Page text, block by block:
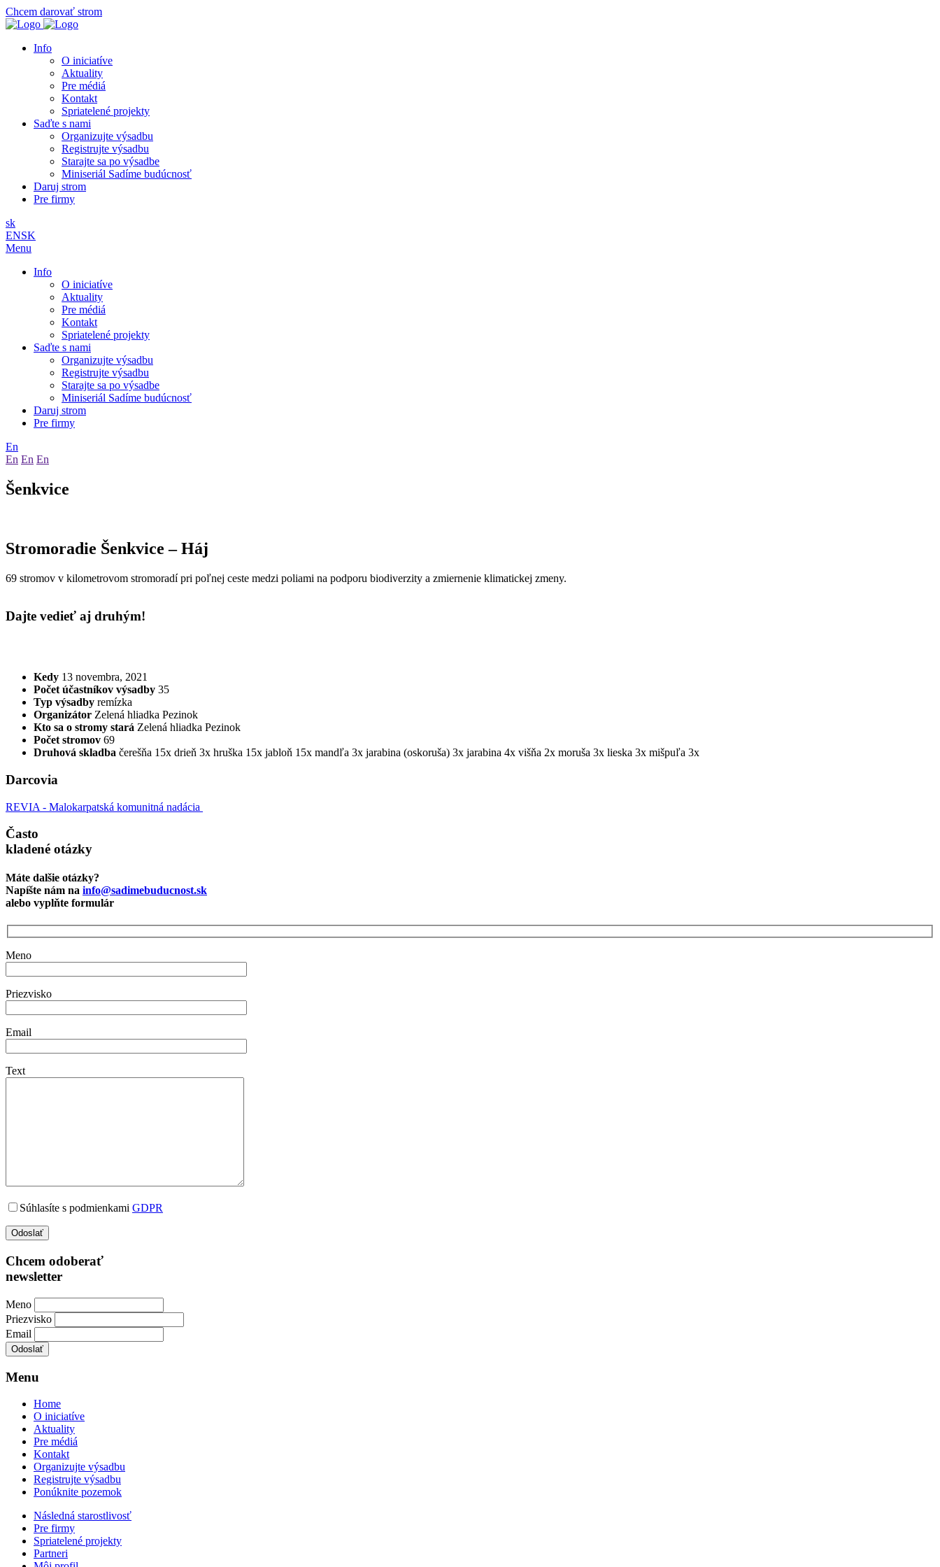
Chcem darovať strom
Info
O iniciatíve
Aktuality
Pre médiá
Kontakt
Spriatelené projekty
Saďte s nami
Organizujte výsadbu
Registrujte výsadbu
Starajte sa po výsadbe
Miniseriál Sadíme budúcnosť
Daruj strom
Pre firmy
sk
ENSK
Menu
Info
O iniciatíve
Aktuality
Pre médiá
Kontakt
Spriatelené projekty
Saďte s nami
Organizujte výsadbu
Registrujte výsadbu
Starajte sa po výsadbe
Miniseriál Sadíme budúcnosť
Daruj strom
Pre firmy
En
En En En
Šenkvice
Stromoradie Šenkvice – Háj
69 stromov v kilometrovom stromoradí pri poľnej ceste medzi poliami na podporu biodiverzity a zmiernenie klimatickej zmeny.
Dajte vedieť aj druhým!
Kedy 13 novembra, 2021
Počet účastníkov výsadby 35
Typ výsadby remízka
Organizátor Zelená hliadka Pezinok
Kto sa o stromy stará Zelená hliadka Pezinok
Počet stromov 69
Druhová skladba čerešňa 15x drieň 3x hruška 15x jabloň 15x mandľa 3x jarabina (oskoruša) 3x jarabina 4x višňa 2x moruša 3x lieska 3x mišpuľa 3x
Darcovia
REVIA - Malokarpatská komunitná nadácia
Často
kladené otázky
Máte dalšie otázky?
Napíšte nám na info@sadimebuducnost.sk
alebo vyplňte formulár
Meno
Priezvisko
Email
Text
Súhlasíte s podmienkami GDPR
Chcem odoberať
newsletter
Meno
Priezvisko
Email
Menu
Home
O iniciatíve
Aktuality
Pre médiá
Kontakt
Organizujte výsadbu
Registrujte výsadbu
Ponúknite pozemok
Následná starostlivosť
Pre firmy
Spriatelené projekty
Partneri